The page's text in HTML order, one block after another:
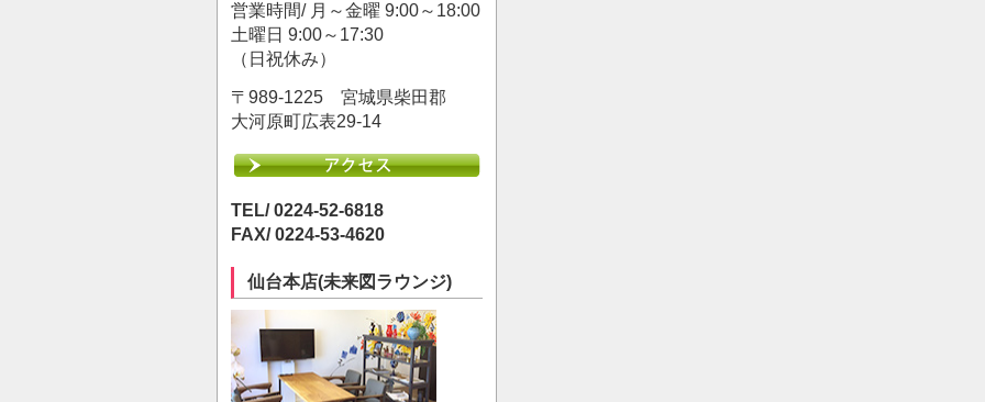
営業時間/ 月～金曜 9:00～18:00
土曜日 9:00～17:30
（日祝休み）
〒989-1225 宮城県柴田郡
大河原町広表29-14
TEL/ 0224-52-6818
FAX/ 0224-53-4620
仙台本店(未来図ラウンジ)